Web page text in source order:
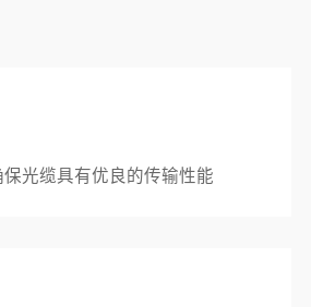
光缆具有优良的传输性能